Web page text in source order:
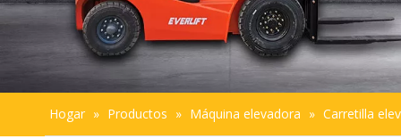
Hogar » Productos » Máquina elevadora » Carretilla